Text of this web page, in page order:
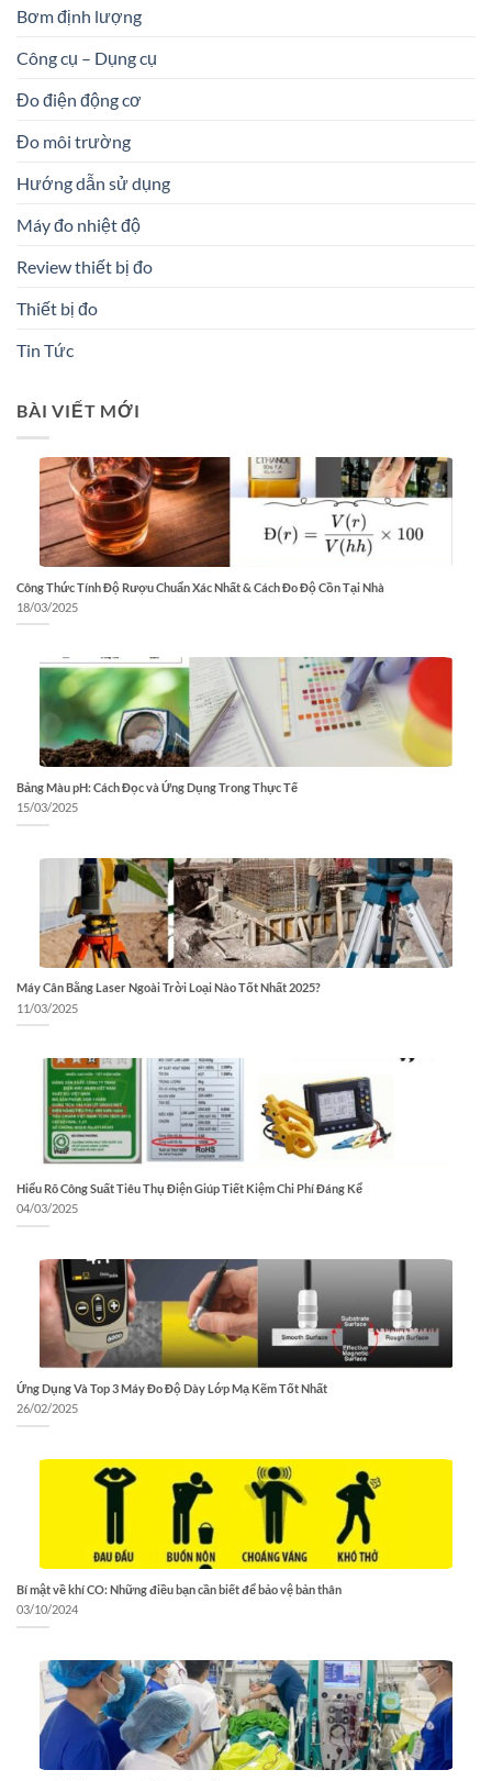
Bơm định lượng
Công cụ – Dụng cụ
Đo điện động cơ
Đo môi trường
Hướng dẫn sử dụng
Máy đo nhiệt độ
Review thiết bị đo
Thiết bị đo
Tin Tức
BÀI VIẾT MỚI
Công Thức Tính Độ Rượu Chuẩn Xác Nhất & Cách Đo Độ Cồn Tại Nhà
18/03/2025
Bảng Màu pH: Cách Đọc và Ứng Dụng Trong Thực Tế
15/03/2025
Máy Cân Bằng Laser Ngoài Trời Loại Nào Tốt Nhất 2025?
11/03/2025
Hiểu Rõ Công Suất Tiêu Thụ Điện Giúp Tiết Kiệm Chi Phí Đáng Kể
04/03/2025
Ứng Dụng Và Top 3 Máy Đo Độ Dày Lớp Mạ Kẽm Tốt Nhất
26/02/2025
Bí mật về khí CO: Những điều bạn cần biết để bảo vệ bản thân
03/10/2024